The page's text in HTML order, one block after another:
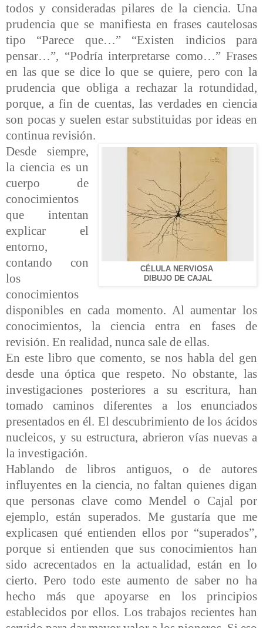
todos y consideradas pilares de la ciencia. Una
prudencia que se manifiesta en frases cautelosas
tipo “Parece que…” “Existen indicios para
pensar…”, “Podría interpretarse como…” Frases
en las que se dice lo que se quiere, pero con la
prudencia que obliga a rechazar la rotundidad,
porque, a fin de cuentas, las verdades en ciencia
son pocas y suelen estar substituidas por ideas en
continua revisión.
CÉLULA NERVIOSA
DIBUJO DE CAJAL
Desde siempre,
la ciencia es un
cuerpo de
conocimientos
que intentan
explicar el
entorno,
contando con
los
conocimientos
disponibles en cada momento. Al aumentar los
conocimientos, la ciencia entra en fases de
revisión. En realidad, nunca sale de ellas.
En este libro que comento, se nos habla del gen
desde una óptica que respeto. No obstante, las
investigaciones posteriores a su escritura, han
tomado caminos diferentes a los enunciados
presentados en él. El descubrimiento de los ácidos
nucleicos, y su estructura, abrieron vías nuevas a
la investigación.
Hablando de libros antiguos, o de autores
influyentes en la ciencia, no faltan quienes digan
que personas clave como Mendel o Cajal por
ejemplo, están superados. Me gustaría que me
explicasen qué entienden ellos por “superados”,
porque si entienden que sus conocimientos han
sido acrecentados en la actualidad, están en lo
cierto. Pero todo este aumento de saber no ha
hecho más que apoyarse en los principios
establecidos por ellos. Los trabajos recientes han